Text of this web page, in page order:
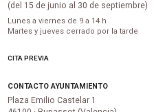
(del 15 de junio al 30 de septiembre)
Lunes a viernes de 9 a 14 h
Martes y jueves cerrado por la tarde
CITA PREVIA
CONTACTO AYUNTAMIENTO
Plaza Emilio Castelar 1